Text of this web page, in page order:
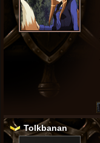
Tolkbanan